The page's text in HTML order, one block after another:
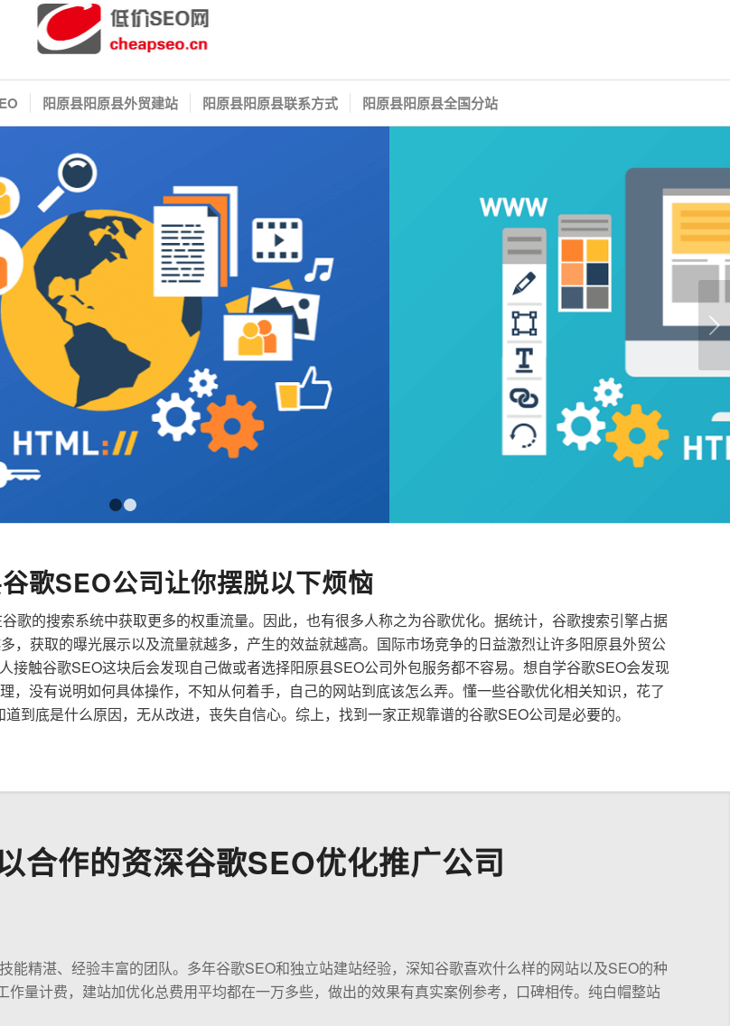
阳原县阳原县外贸建站 阳原县阳原县联系方式 阳原县阳原县全国分站
歌SEO公司让你摆脱以下烦恼
歌的搜索系统中获取更多的权重流量。因此，也有很多人称之为谷歌优化。据统计，谷歌搜索引擎占据
，获取的曝光展示以及流量就越多，产生的效益就越高。国际市场竞争的日益激烈让许多阳原县外贸公
触谷歌SEO这块后会发现自己做或者选择阳原县SEO公司外包服务都不容易。想自学谷歌SEO会发现
没有说明如何具体操作，不知从何着手，自己的网站到底该怎么弄。懂一些谷歌优化相关知识，花了
到底是什么原因，无从改进，丧失自信心。综上，找到一家正规靠谱的谷歌SEO公司是必要的。
合作的资深谷歌SEO优化推广公司
精湛、经验丰富的团队。多年谷歌SEO和独立站建站经验，深知谷歌喜欢什么样的网站以及SEO的种
量计费，建站加优化总费用平均都在一万多些，做出的效果有真实案例参考，口碑相传。纯白帽整站